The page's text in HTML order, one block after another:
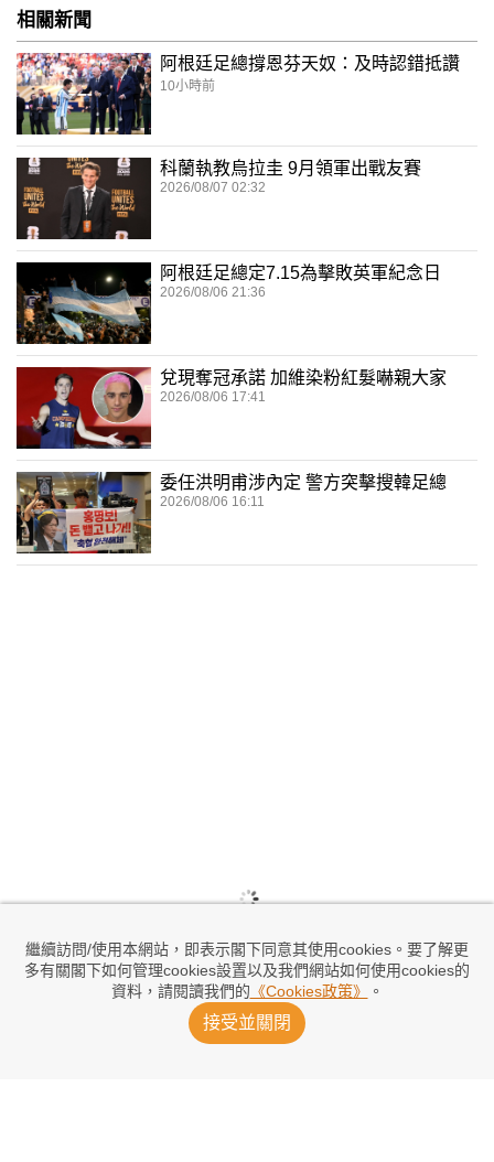
繼續訪問/使用本網站，即表示閣下同意其使用cookies。要了解更
多有關閣下如何管理cookies設置以及我們網站如何使用cookies的
資料，請閱讀我們的 《Cookies政策》 。
接受並關閉
相關新聞
阿根廷足總撐恩芬天奴：及時認錯抵讚
10小時前
科蘭執教烏拉圭 9月領軍出戰友賽
2026/08/07 02:32
阿根廷足總定7.15為擊敗英軍紀念日
2026/08/06 21:36
兌現奪冠承諾 加維染粉紅髮嚇親大家
2026/08/06 17:41
委任洪明甫涉內定 警方突擊搜韓足總
2026/08/06 16:11